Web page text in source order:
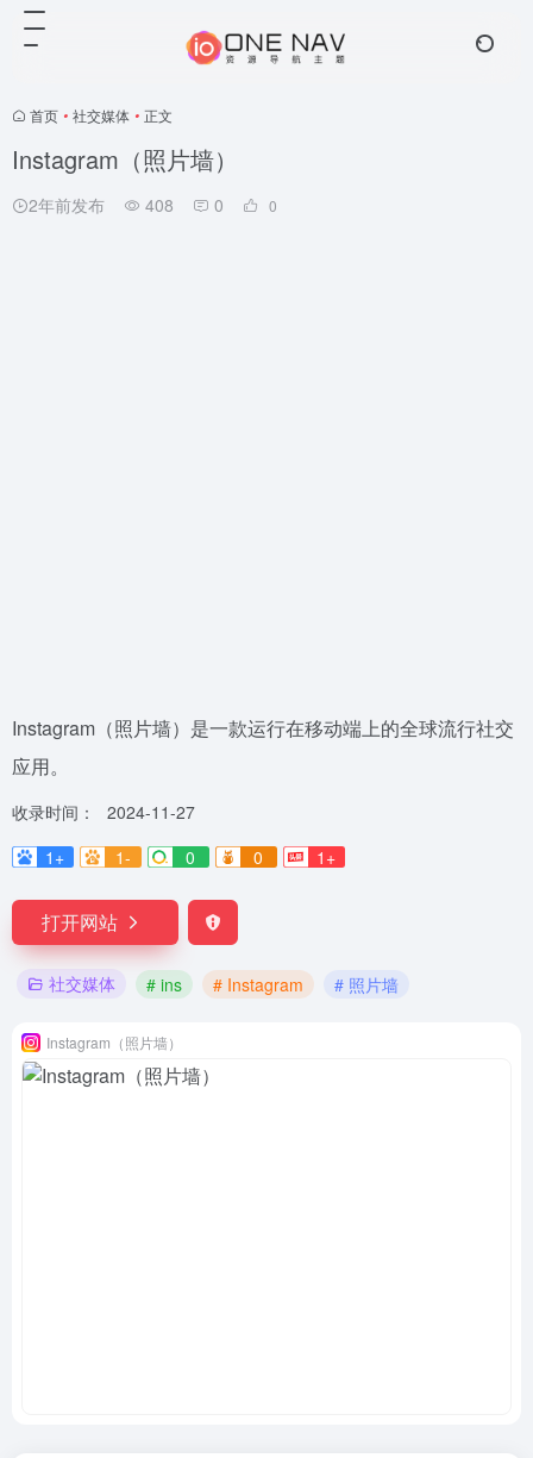
首页 • 社交媒体 • 正文
Instagram（照片墙）
2年前发布 408 0 0
‌Instagram（照片墙）是一款运行在移动端上的全球流行社交
应用‌。
收录时间：
2024-11-27
1+
1- 0 0 1+
打开网站
社交媒体 # ins # Instagram # 照片墙
Instagram（照片墙）